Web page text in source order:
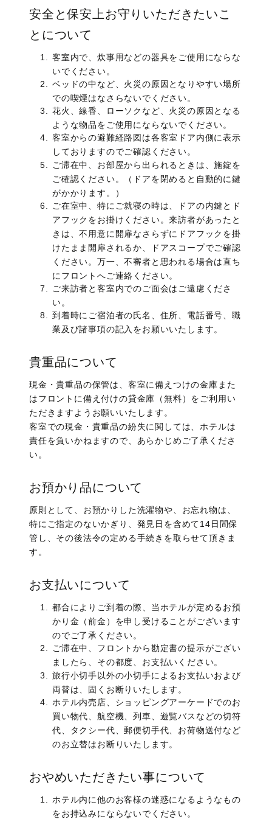
安全と保安上お守りいただきたいこ
とについて
客室内で、炊事用などの器具をご使用にならな
いでください。
ベッドの中など、火災の原因となりやすい場所
での喫煙はなさらないでください。
花火、線香、ローソクなど、火災の原因となる
ような物品をご使用にならないでください。
客室からの避難経路図は各客室ドア内側に表示
しておりますのでご確認ください。
ご滞在中、お部屋から出られるときは、施錠を
ご確認ください。（ドアを閉めると自動的に鍵
がかかります。）
ご在室中、特にご就寝の時は、ドアの内鍵とド
アフックをお掛けください。来訪者があったと
きは、不用意に開扉なさらずにドアフックを掛
けたまま開扉されるか、ドアスコープでご確認
ください。万一、不審者と思われる場合は直ち
にフロントへご連絡ください。
ご来訪者と客室内でのご面会はご遠慮くださ
い。
到着時にご宿泊者の氏名、住所、電話番号、職
業及び諸事項の記入をお願いいたします。
貴重品について
現金・貴重品の保管は、客室に備えつけの金庫また
はフロントに備え付けの貸金庫（無料）をご利用い
ただきますようお願いいたします。
客室での現金・貴重品の紛失に関しては、ホテルは
責任を負いかねますので、あらかじめご了承くださ
い。
お預かり品について
原則として、お預かりした洗濯物や、お忘れ物は、
特にご指定のないかぎり、発見日を含めて14日間保
管し、その後法令の定める手続きを取らせて頂きま
す。
お支払いについて
都合によりご到着の際、当ホテルが定めるお預
かり金（前金）を申し受けることがございます
のでご了承ください。
ご滞在中、フロントから勘定書の提示がござい
ましたら、その都度、お支払いください。
旅行小切手以外の小切手によるお支払いおよび
両替は、固くお断りいたします。
ホテル内売店、ショッピングアーケードでのお
買い物代、航空機、列車、遊覧バスなどの切符
代、タクシー代、郵便切手代、お荷物送付など
のお立替はお断りいたします。
おやめいただきたい事について
ホテル内に他のお客様の迷惑になるようなもの
をお持込みにならないでください。